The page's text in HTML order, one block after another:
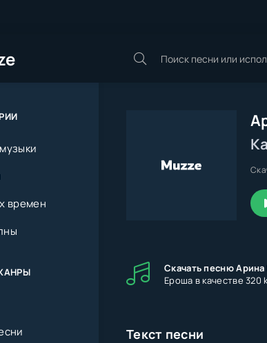
Скачать песню
Ероша в качестве 320
Текст песни
времен